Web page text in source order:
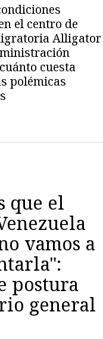
el centro de
Alligator
cuesta
polémicas
que el
vamos a
postura
general